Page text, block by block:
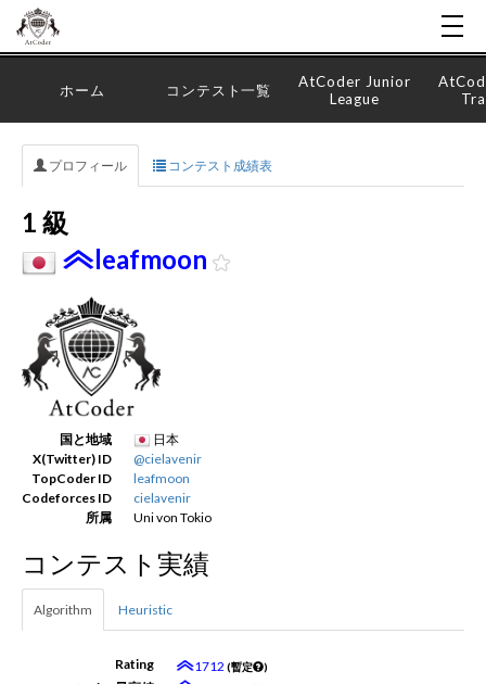
ホーム コンテスト一覧
AtCoder Junior
League
プロフィール コンテスト成績表
1 級
leafmoon
国と地域
日本
X(Twitter) ID
@cielavenir
TopCoder ID
leafmoon
Codeforces ID
cielavenir
所属
Uni von Tokio
コンテスト実績
Algorithm Heuristic
Rating 1712 (暫定 )